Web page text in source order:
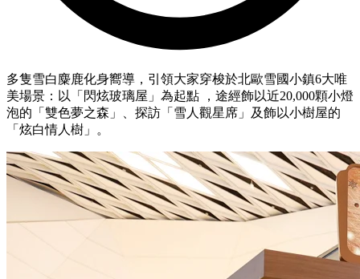
多隻雪白麋鹿化身嚮導，引領大家穿梭於北歐雪國小鎮6大唯
美場景：以「閃炫玻璃屋」為起點 ，途經飾以近20,000顆小燈
泡的「雙色夢之森」、探訪「雪人觀星席」及飾以小樹屋的
「炫白情人樹」。